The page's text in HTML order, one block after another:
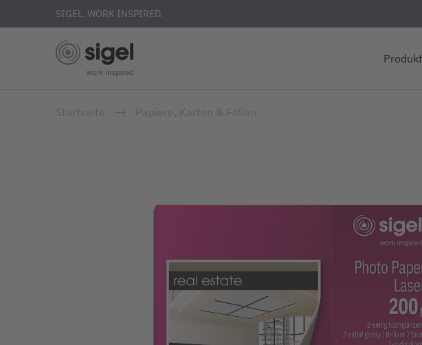
SIGEL. WORK INSPIRED.
Startseite Papiere, Karten & Folien